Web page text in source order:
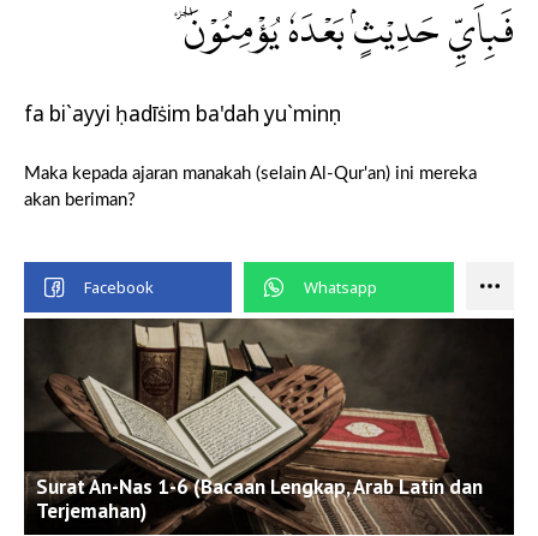
فَبِاَيِّ حَدِيْثٍۢ بَعْدَهٗ يُؤْمِنُوْنَ ۔
fa bi`ayyi ḥadīṡim ba'dahụ yu`minụn
Maka kepada ajaran manakah (selain Al-Qur'an) ini mereka
akan beriman?
Surat An-Nas 1-6 (Bacaan Lengkap, Arab Latin dan
Terjemahan)